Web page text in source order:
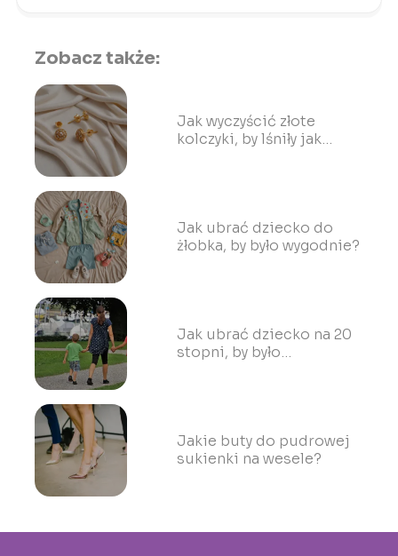
Zobacz także:
Jak wyczyścić złote
kolczyki, by lśniły jak
Jak ubrać dziecko do
żłobka, by było wygodnie?
Jak ubrać dziecko na 20
stopni, by było
Jakie buty do pudrowej
sukienki na wesele?